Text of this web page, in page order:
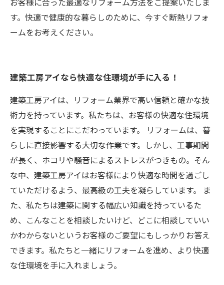
す。快適で健康的な暮らしのために、今すぐ断熱リフォ
ームをお考えください。
建築工房アイなら快適な住環境が手に入る！
建築工房アイは、リフォーム業界で高い信頼と確かな技
術力を持っています。私たちは、お客様の快適な住環境
を実現することにこだわっています。 リフォームは、暮
らしに直接影響する大切な作業です。しかし、工事期間
が長く、ホコリや騒音によるストレスがつきもの。そん
な中、建築工房アイはお客様により快適な時間を過ごし
ていただけるよう、最高級の工夫を凝らしています。 ま
た、私たちは建築に関する幅広い知識を持っているた
め、こんなことを相談したいけど、どこに相談していい
かわからないというお客様のご要望にもしっかりお答え
できます。私たちと一緒にリフォームを進め、より快適
な住環境を手に入れましょう。